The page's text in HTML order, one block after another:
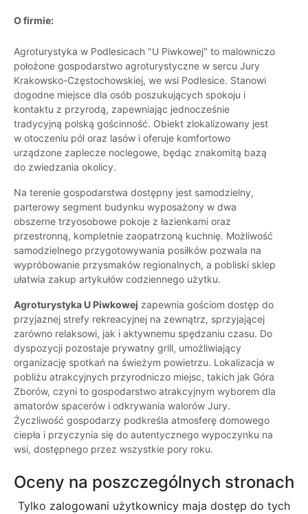
O firmie:
Agroturystyka w Podlesicach "U Piwkowej" to malowniczo
położone gospodarstwo agroturystyczne w sercu Jury
Krakowsko-Częstochowskiej, we wsi Podlesice. Stanowi
dogodne miejsce dla osób poszukujących spokoju i
kontaktu z przyrodą, zapewniając jednocześnie
tradycyjną polską gościnność. Obiekt zlokalizowany jest
w otoczeniu pól oraz lasów i oferuje komfortowo
urządzone zaplecze noclegowe, będąc znakomitą bazą
do zwiedzania okolicy.
Na terenie gospodarstwa dostępny jest samodzielny,
parterowy segment budynku wyposażony w dwa
obszerne trzyosobowe pokoje z łazienkami oraz
przestronną, kompletnie zaopatrzoną kuchnię. Możliwość
samodzielnego przygotowywania posiłków pozwala na
wypróbowanie przysmaków regionalnych, a pobliski sklep
ułatwia zakup artykułów codziennego użytku.
Agroturystyka U Piwkowej zapewnia gościom dostęp do
przyjaznej strefy rekreacyjnej na zewnątrz, sprzyjającej
zarówno relaksowi, jak i aktywnemu spędzaniu czasu. Do
dyspozycji pozostaje prywatny grill, umożliwiający
organizację spotkań na świeżym powietrzu. Lokalizacja w
pobliżu atrakcyjnych przyrodniczo miejsc, takich jak Góra
Zborów, czyni to gospodarstwo atrakcyjnym wyborem dla
amatorów spacerów i odkrywania walorów Jury.
Życzliwość gospodarzy podkreśla atmosferę domowego
ciepła i przyczynia się do autentycznego wypoczynku na
wsi, dostępnego przez wszystkie pory roku.
Oceny na poszczególnych stronach
Tylko zalogowani użytkownicy maja dostęp do tych